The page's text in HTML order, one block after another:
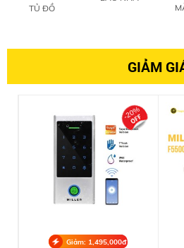
TỦ ĐỒ
GIẢM
Giảm: 1,495,000đ
-20%